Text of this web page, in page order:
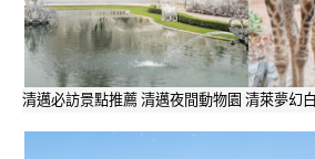
清邁必訪景點推薦 清邁夜間動物園 清萊夢幻